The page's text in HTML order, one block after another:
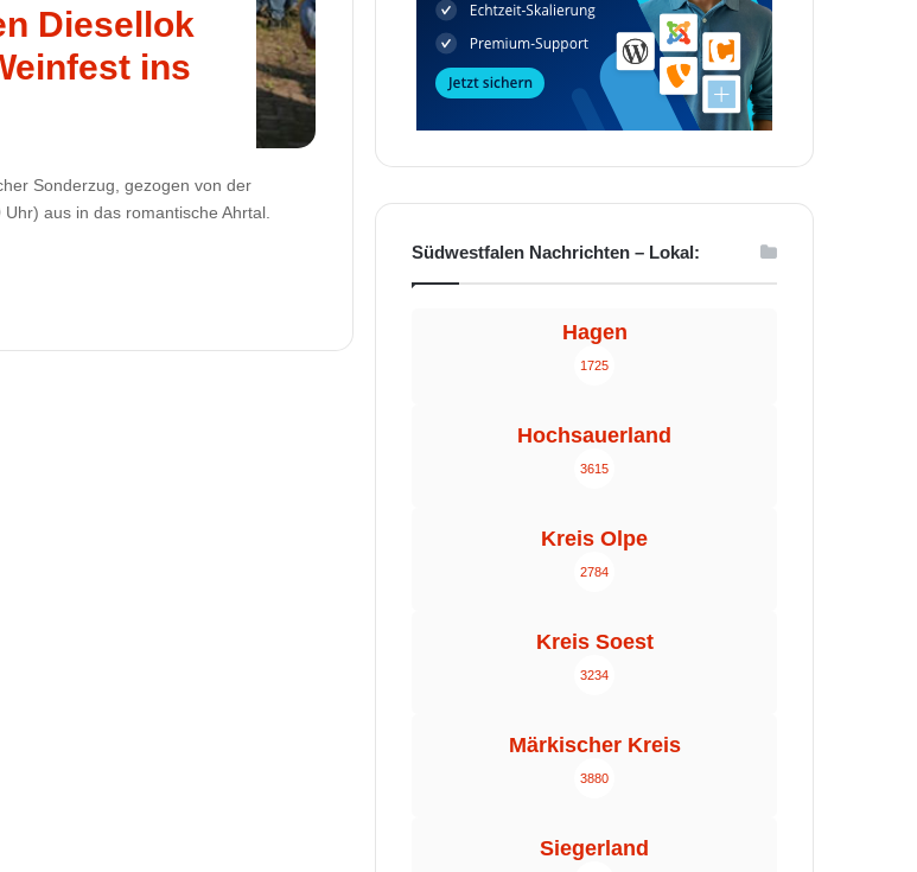
Diesellok
ins
Sonderzug, gezogen von der
aus in das romantische Ahrtal.
Südwestfalen Nachrichten – Lokal:
Hagen
1725
Hochsauerland
3615
Kreis Olpe
2784
Kreis Soest
3234
Märkischer Kreis
3880
Siegerland